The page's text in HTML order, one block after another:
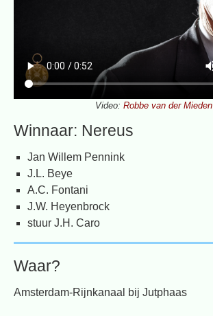
Video: Robbe van der Mieden
Winnaar: Nereus
Jan Willem Pennink
J.L. Beye
A.C. Fontani
J.W. Heyenbrock
stuur J.H. Caro
Waar?
Amsterdam-Rijnkanaal bij Jutphaas